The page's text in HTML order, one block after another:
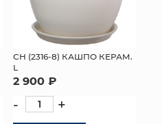
СН (2316-8) КАШПО КЕРАМ.
L
2 900 ₽
- +